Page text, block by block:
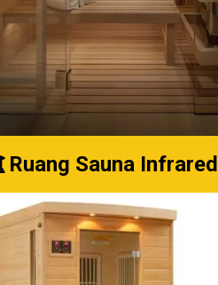
Ruang Sauna Infrared